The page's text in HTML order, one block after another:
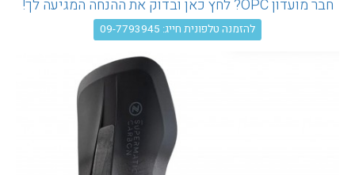
חבר מועדון OPC? לחץ כאן ובדוק את ההנחה המגיעה לך!
להזמנה טלפונית חייג: 09-7793945